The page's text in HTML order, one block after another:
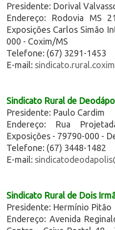
Presidente: Dorival
Endereço: Rodovia MS
Exposições Carlos Simão
000 - Coxim/MS
Telefone: (67) 3291-1453
E-mail:
Sindicato Rural de
Presidente: Paulo Cardim
Endereço: Rua
Exposições - 79790-000 -
Telefone: (67) 3448-1482
E-mail:
Sindicato Rural de Dois
Presidente: Hermínio Pitão
Endereço: Avenida